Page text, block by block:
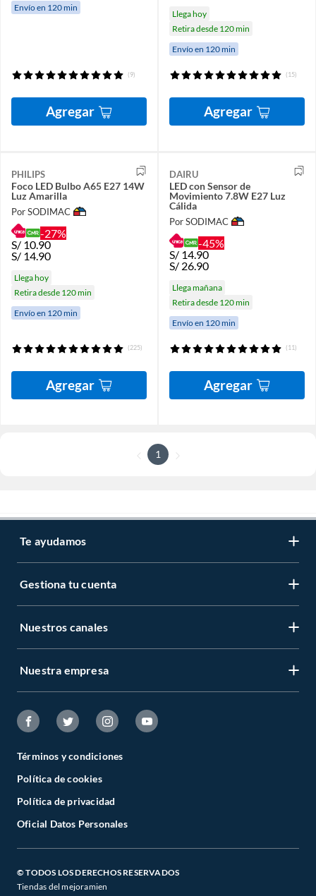
Envío en 120 min
(9)
Agregar
Llega hoy
Retira desde 120 min
Envío en 120 min
(15)
Agregar
PHILIPS
Foco LED Bulbo A65 E27 14W
Luz Amarilla
Por SODIMAC
-27%
S/ 10.90
S/ 14.90
Llega hoy
Retira desde 120 min
Envío en 120 min
(225)
Agregar
DAIRU
LED con Sensor de
Movimiento 7.8W E27 Luz
Cálida
Por SODIMAC
-45%
S/ 14.90
S/ 26.90
Llega mañana
Retira desde 120 min
Envío en 120 min
(11)
Agregar
1
Te ayudamos
Gestiona tu cuenta
Nuestros canales
Nuestra empresa
Términos y condiciones
Política de cookies
Política de privacidad
Oficial Datos Personales
© TODOS LOS DERECHOS RESERVADOS
Tiendas del mejoramien